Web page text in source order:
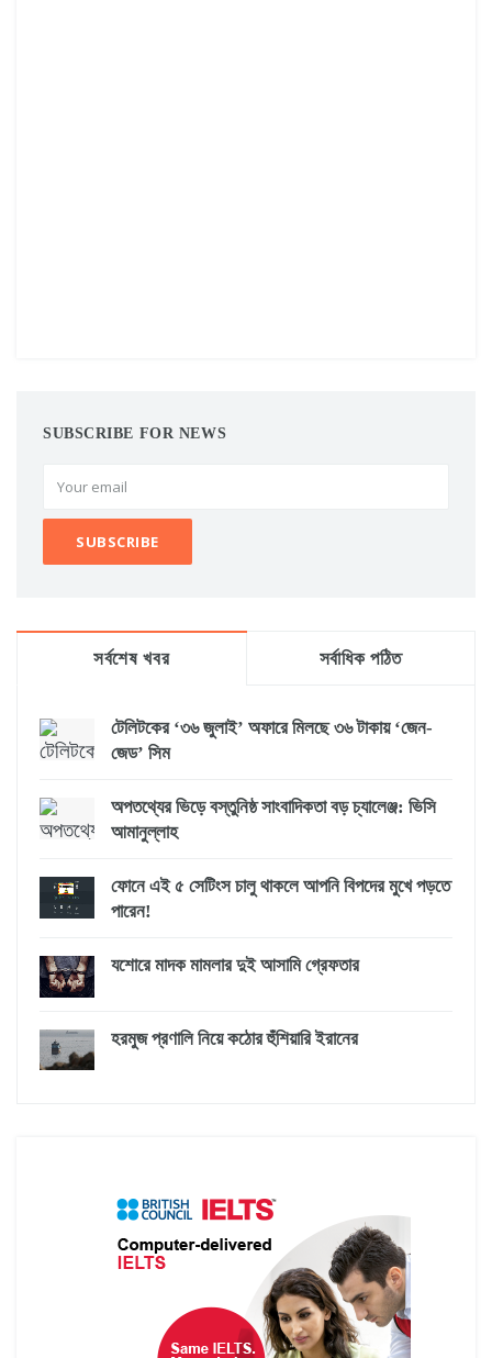
SUBSCRIBE FOR NEWS
সর্বশেষ খবর সর্বাধিক পঠিত
টেলিটকের ‘৩৬ জুলাই’ অফারে মিলছে ৩৬ টাকায় ‘জেন-
জেড’ সিম
অপতথ্যের ভিড়ে বস্তুনিষ্ঠ সাংবাদিকতা বড় চ্যালেঞ্জ: ভিসি
আমানুল্লাহ
ফোনে এই ৫ সেটিংস চালু থাকলে আপনি বিপদের মুখে পড়তে
পারেন!
যশোরে মাদক মামলার দুই আসামি গ্রেফতার
হরমুজ প্রণালি নিয়ে কঠোর হুঁশিয়ারি ইরানের